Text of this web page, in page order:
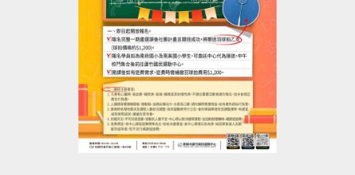
活動地點：桃園市蘆竹區仁愛路一段49號，3樓社區教
參加對象：有興趣者皆可報名，參加者皆有小禮物!!
---------------------------------------------------
報名請掃QR-CODE或點選下方連結填寫報名喔!!
報名連結 :
https://docs.google.com/forms/d/e/1FAIpQLSdkECt-